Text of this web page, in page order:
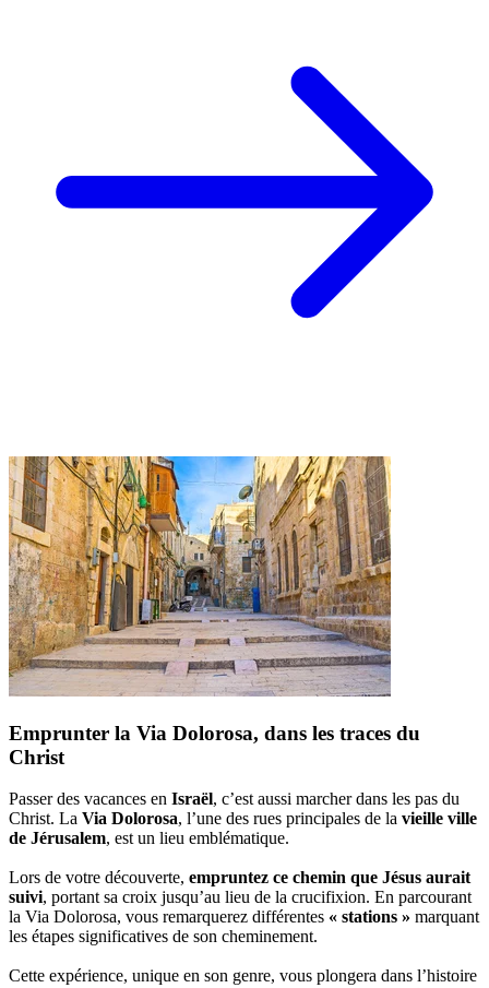
Emprunter la Via Dolorosa, dans les traces du
Christ
Passer des vacances en Israël, c’est aussi marcher dans les pas du
Christ. La Via Dolorosa, l’une des rues principales de la vieille ville
de Jérusalem, est un lieu emblématique.
Lors de votre découverte, empruntez ce chemin que Jésus aurait
suivi, portant sa croix jusqu’au lieu de la crucifixion. En parcourant
la Via Dolorosa, vous remarquerez différentes « stations » marquant
les étapes significatives de son cheminement.
Cette expérience, unique en son genre, vous plongera dans l’histoire